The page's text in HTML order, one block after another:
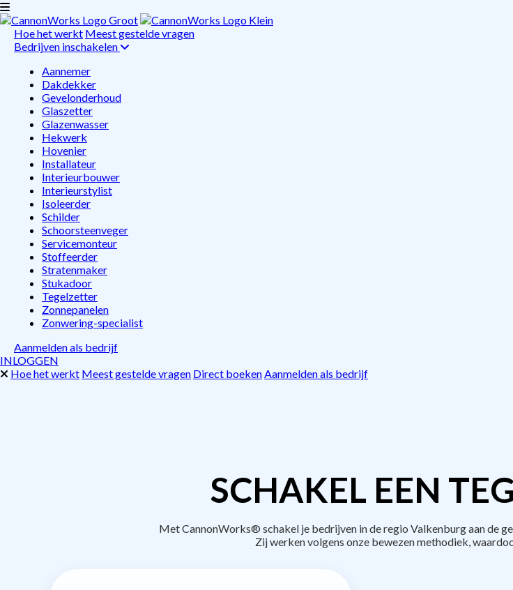
Hoe het werkt Meest gestelde vragen
Bedrijven inschakelen
Aannemer
Dakdekker
Gevelonderhoud
Glaszetter
Glazenwasser
Hekwerk
Hovenier
Installateur
Interieurbouwer
Interieurstylist
Isoleerder
Schilder
Schoorsteenveger
Servicemonteur
Stoffeerder
Stratenmaker
Stukadoor
Tegelzetter
Zonnepanelen
Zonwering-specialist
Aanmelden als bedrijf
INLOGGEN
Hoe het werkt Meest gestelde vragen Direct boekenAanmelden als bedrijf
SCHAKEL EEN
Met CannonWorks® schakel je bedrijven in de regio Valkenburg aan de
Zij werken volgens onze bewezen methodiek,